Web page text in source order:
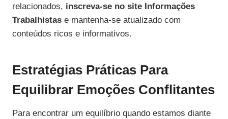
relacionados, inscreva-se no site Informações
Trabalhistas e mantenha-se atualizado com
conteúdos ricos e informativos.
Estratégias Práticas Para
Equilibrar Emoções Conflitantes
Para encontrar um equilíbrio quando estamos diante